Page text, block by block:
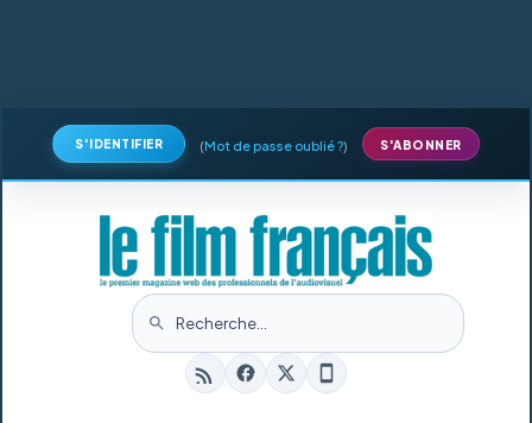
S'IDENTIFIER (Mot de passe oublié ?) S'ABONNER